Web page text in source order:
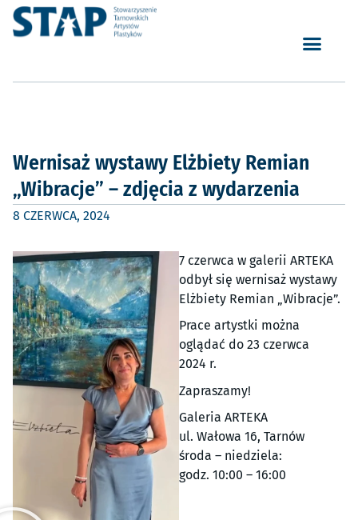
Wernisaż wystawy Elżbiety Remian
„Wibracje” – zdjęcia z wydarzenia
8 CZERWCA, 2024
7 czerwca w galerii ARTEKA
odbył się wernisaż wystawy
Elżbiety Remian „Wibracje”.
Prace artystki można
oglądać do 23 czerwca
2024 r.
Zapraszamy!
Galeria ARTEKA
ul. Wałowa 16, Tarnów
środa – niedziela:
godz. 10:00 – 16:00